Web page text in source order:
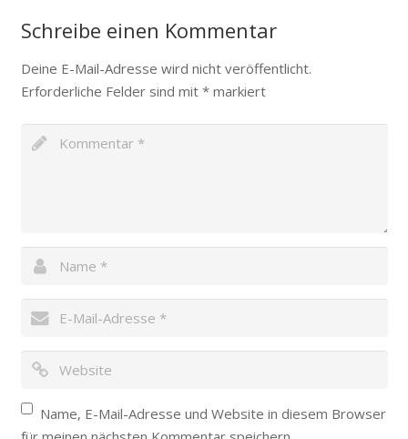
Schreibe einen Kommentar
Deine E-Mail-Adresse wird nicht veröffentlicht.
Erforderliche Felder sind mit *markiert
Name, E-Mail-Adresse und Website in diesem Browser